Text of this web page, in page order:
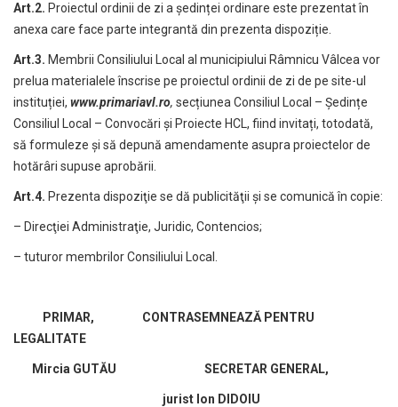
Art.2. Proiectul ordinii de zi a ședinței ordinare este prezentat în
anexa care face parte integrantă din prezenta dispoziție.
Art.3. Membrii Consiliului Local al municipiului Râmnicu Vâlcea vor
prelua materialele înscrise pe proiectul ordinii de zi de pe site-ul
instituției, www.primariavl.ro, secțiunea Consiliul Local – Ședințe
Consiliul Local – Convocări și Proiecte HCL, fiind invitați, totodată,
să formuleze și să depună amendamente asupra proiectelor de
hotărâri supuse aprobării.
Art.4. Prezenta dispoziţie se dă publicităţii şi se comunică în copie:
– Direcţiei Administraţie, Juridic, Contencios;
– tuturor membrilor Consiliului Local.
PRIMAR,
CONTRASEMNEAZĂ PENTRU
LEGALITATE
Mircia GUTĂU SECRETAR GENERAL,
jurist Ion DIDOIU